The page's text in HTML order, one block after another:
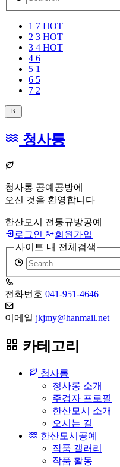
색
필
수
1 7 HOT
2 3 HOT
3 4 HOT
4 6
5 1
6 5
7 2
청사롱
청사롱 공예공방에
오신 것을 환영합니다
한산모시 전통규방공예
로그인
회원가입
사이트 내 전체검색
검
색
필
수
전화번호 041-951-4646
이메일 jkjmy@hanmail.net
카테고리
청사롱
청사롱 소개
주경자 프로필
한산모시 소개
오시는 길
한산모시공예
작품 갤러리
작품 활동